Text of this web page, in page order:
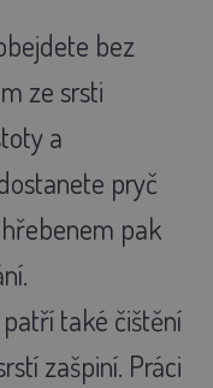
bez
ze srsti
a
pryč
pak
také čištění
zašpiní. Práci